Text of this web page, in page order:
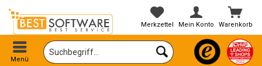
Warenkorb
Merkzettel Mein Konto
Menü